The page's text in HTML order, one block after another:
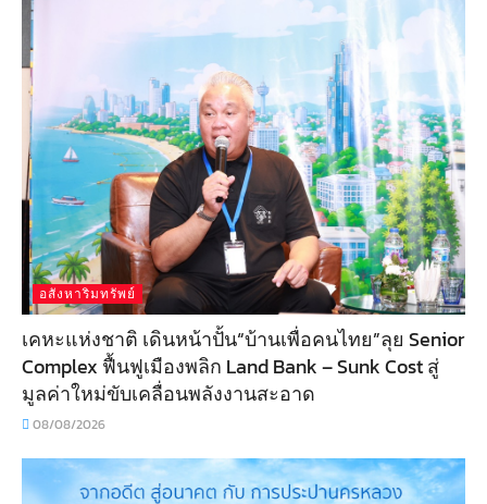
อสังหาริมทรัพย์
เคหะแห่งชาติ เดินหน้าปั้น“บ้านเพื่อคนไทย”ลุย Senior
Complex ฟื้นฟูเมืองพลิก Land Bank – Sunk Cost สู่
มูลค่าใหม่ขับเคลื่อนพลังงานสะอาด
08/08/2026